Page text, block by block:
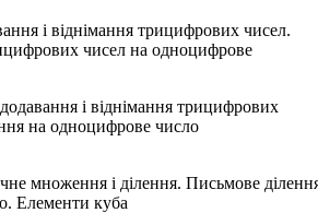
і віднімання трицифрових чисел.
чисел на одноцифрове
і віднімання трицифрових
на одноцифрове число
множення і ділення. Письмове
Елементи куба